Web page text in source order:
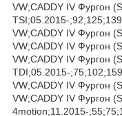
VW;CADDY IV Фургон
TSI;05.2015-
VW;CADDY IV Фургон
VW;CADDY IV Фургон
VW;CADDY IV Фургон
TDI;05.2015-
VW;CADDY IV Фургон
VW;CADDY IV Фургон
4motion;11.2015-